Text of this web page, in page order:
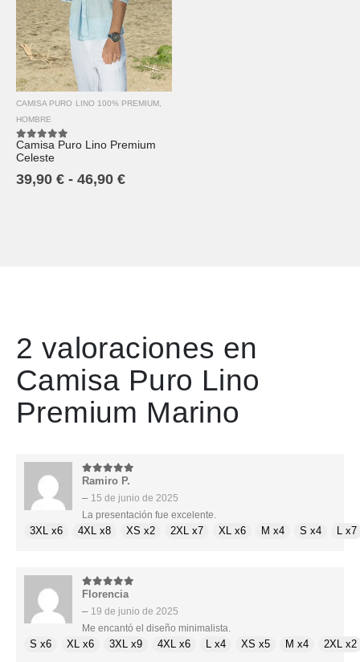
CAMISA PURO LINO 100% PREMIUM
HOMBRE
5.00out of 5
Camisa Puro Lino Premium
Celeste
39,90 € - 46,90 €
2 valoraciones en
Camisa Puro Lino
Premium Marino
5de 5
Ramiro P.
– 15 de junio de 2025
La presentación fue excelente.
3XL x6 4XL x8 XS x2 2XL x7 XL x6 M x4 S x4 L x7
5 de 5
Florencia
– 19 de junio de 2025
Me encantó el diseño minimalista.
S x6 XL x6 3XL x9 4XL x6 L x4 XS x5 M x4 2XL x2